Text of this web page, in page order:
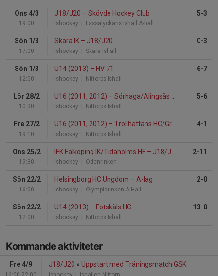
Ons 4/3
19:00
J18/J20 – Skövde Hockey Club
Ishockey | Lassalyckans Ishall A-hall
5-3
Sön 1/3
17:00
Skara IK – J18/J20
Ishockey | Skara Ishall
0-3
Sön 1/3
12:00
U14 (2013) – HV 71
Ishockey | Nittorps Ishall
6-7
Lör 28/2
10:30
U16 (2011, 2012) – Sörhaga/Alingsås HK
Ishockey | Nittorps Ishall
5-6
Fre 27/2
19:10
U16 (2011, 2012) – Trollhättans HC/Grästorps IK
Ishockey | Nittorps Ishall
4-1
Ons 25/2
19:30
IFK Falköping IK/Tidaholms HF – J18/J20
Ishockey | Odenrinken
2-11
Sön 22/2
16:00
Helsingborg HC Ungdom – A-lag
Ishockey | Olympiarinken A-Hall
2-0
Sön 22/2
12:00
U14 (2013) – Fotskäls HC
Ishockey | Nittorps Ishall
13-0
Kommande aktiviteter
Fre 4/9 J18/J20 » Uppstart med Träningsmatch GSK